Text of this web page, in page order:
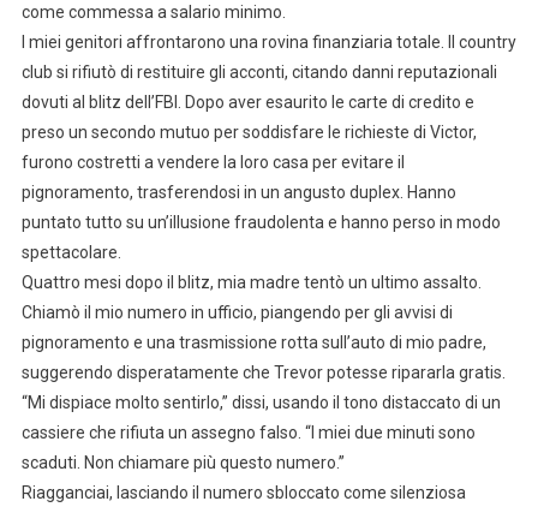
come commessa a salario minimo.
I miei genitori affrontarono una rovina finanziaria totale. Il country
club si rifiutò di restituire gli acconti, citando danni reputazionali
dovuti al blitz dell’FBI. Dopo aver esaurito le carte di credito e
preso un secondo mutuo per soddisfare le richieste di Victor,
furono costretti a vendere la loro casa per evitare il
pignoramento, trasferendosi in un angusto duplex. Hanno
puntato tutto su un’illusione fraudolenta e hanno perso in modo
spettacolare.
Quattro mesi dopo il blitz, mia madre tentò un ultimo assalto.
Chiamò il mio numero in ufficio, piangendo per gli avvisi di
pignoramento e una trasmissione rotta sull’auto di mio padre,
suggerendo disperatamente che Trevor potesse ripararla gratis.
“Mi dispiace molto sentirlo,” dissi, usando il tono distaccato di un
cassiere che rifiuta un assegno falso. “I miei due minuti sono
scaduti. Non chiamare più questo numero.”
Riagganciai, lasciando il numero sbloccato come silenziosa